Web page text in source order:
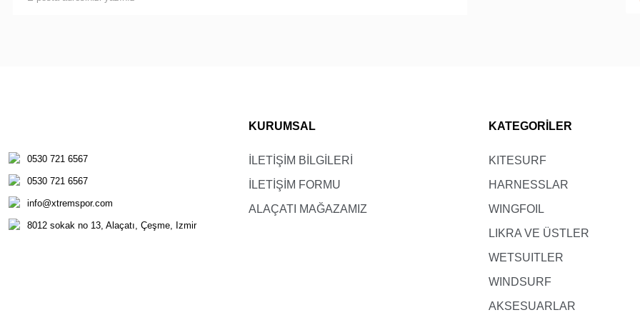
0530 721 6567
0530 721 6567
info@xtremspor.com
8012 sokak no 13, Alaçatı, Çeşme, Izmir
KURUMSAL
İLETİŞİM BİLGİLERİ
İLETİŞİM FORMU
ALAÇATI MAĞAZAMIZ
KATEGORİLER
KITESURF
HARNESSLAR
WINGFOIL
LIKRA VE ÜSTLER
WETSUITLER
WINDSURF
AKSESUARLAR